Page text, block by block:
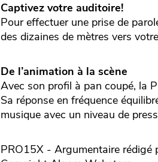
Captivez votre auditoire!
Pour effectuer une prise de
des dizaines de mètres vers
De l’animation à la scène
Avec son profil à pan coupé, la
Sa réponse en fréquence
musique avec un niveau de
PRO15X - Argumentaire rédigé